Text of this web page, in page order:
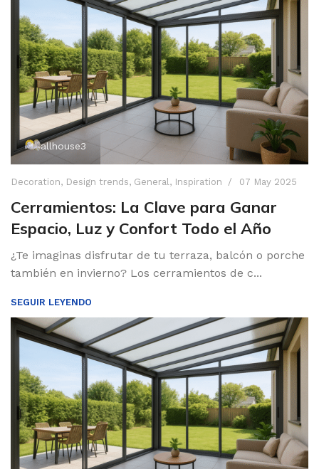
allhouse3
Decoration, Design trends, General , Inspiration 07 May 2025
Cerramientos: La Clave para Ganar
Espacio, Luz y Confort Todo el Año
¿Te imaginas disfrutar de tu terraza, balcón o porche
también en invierno? Los cerramientos de c...
SEGUIR LEYENDO